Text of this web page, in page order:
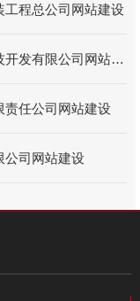
工程总公司网站建设
开发有限公司网站建
责任公司网站建设
公司网站建设